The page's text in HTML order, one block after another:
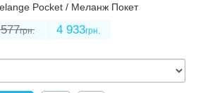
Pocket / Меланж Покет
грн. 4 933грн.